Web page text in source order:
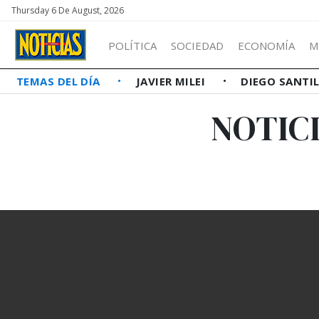
Thursday 6 De August, 2026
POLÍTICA SOCIEDAD ECONOMÍA
TEMAS DEL DÍA JAVIER MILEI DIEGO